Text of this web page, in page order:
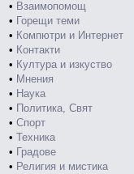
• Взаимопомощ
• Горещи теми
• Компютри и Интернет
• Контакти
• Култура и изкуство
• Мнения
• Наука
• Политика, Свят
• Спорт
• Техника
• Градове
• Религия и мистика